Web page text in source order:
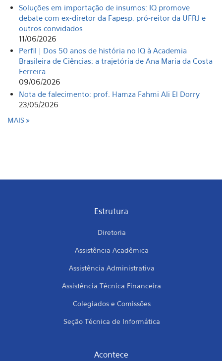
Soluções em importação de insumos: IQ promove
debate com ex-diretor da Fapesp, pró-reitor da UFRJ e
outros convidados
11/06/2026
Perfil | Dos 50 anos de história no IQ à Academia
Brasileira de Ciências: a trajetória de Ana Maria da Costa
Ferreira
09/06/2026
Nota de falecimento: prof. Hamza Fahmi Ali El Dorry
23/05/2026
MAIS
Estrutura
Diretoria
Assistência Acadêmica
Assistência Administrativa
Assistência Técnica Financeira
Colegiados e Comissões
Seção Técnica de Informática
Acontece